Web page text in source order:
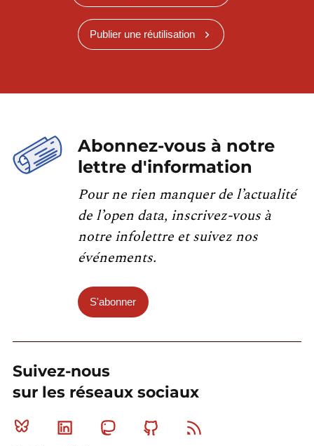
Publier une réutilisation
Abonnez-vous à notre
lettre d'information
Pour ne rien manquer de l’actualité
de l’open data, inscrivez-vous à
notre infolettre et suivez nos
événements.
S'abonner
Suivez-nous
sur les réseaux sociaux
Bluesky Linkedin MastodonGithub